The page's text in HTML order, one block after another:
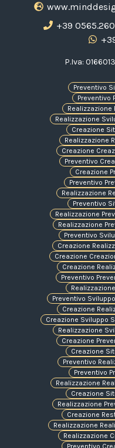
+39
P.Iva:
Preventivo
Preventivo
Realizzazione
Realizzazione
Creazione
Realizzazione
Creazione
Preventivo
Creazione
Preventivo
Realizzazione
Preventivo
Realizzazione
Realizzazione
Preventivo
Creazione
Creazione
Creazione
Preventivo
Preventivo
Creazione
Creazione Sviluppo
Realizzazione
Creazione
Creazione
Preventivo
Preventivo
Realizzazione
Creazione
Realizzazione
Creazione
Realizzazione
Realizzazione
Preventivo